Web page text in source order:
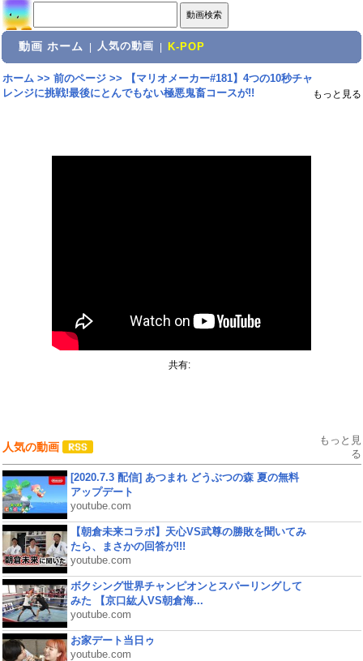
動画 ホーム 人気の動画 K-POP
ホーム>> 前のページ>>
【マリオメーカー#181】4つの10秒チャ
レンジに挑戦!最後にとんでもない極悪鬼畜コースが!!
もっと見る
共有:
人気の動画
もっと見
る
[2020.7.3 配信] あつまれ どうぶつの森 夏の無料
アップデート
youtube.com
【朝倉未来コラボ】天心VS武尊の勝敗を聞いてみ
たら、まさかの回答が!!!
youtube.com
ボクシング世界チャンピオンとスパーリングして
みた 【京口紘人VS朝倉海...
youtube.com
お家デート当日ゥ
youtube.com